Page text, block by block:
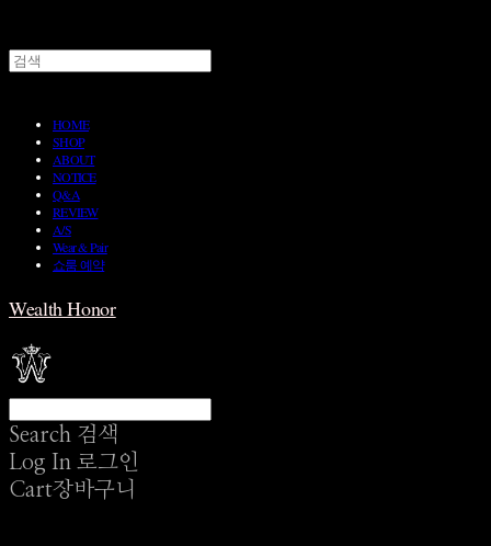
HOME
SHOP
ABOUT
NOTICE
Q&A
REVIEW
A/S
Wear & Pair
쇼룸 예약
Wealth Honor
Search 검색
Log In 로그인
Cart장바구니